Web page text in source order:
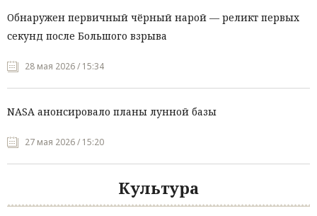
Обнаружен первичный чёрный нарой — реликт первых
секунд после Большого взрыва
28 мая 2026 / 15:34
NASA анонсировало планы лунной базы
27 мая 2026 / 15:20
Культура